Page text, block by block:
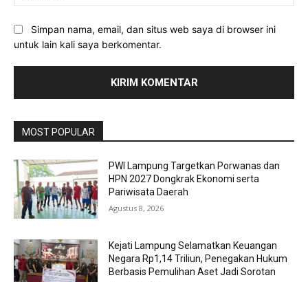
Simpan nama, email, dan situs web saya di browser ini
untuk lain kali saya berkomentar.
MOST POPULAR
PWI Lampung Targetkan Porwanas dan
HPN 2027 Dongkrak Ekonomi serta
Pariwisata Daerah
Agustus 8, 2026
Kejati Lampung Selamatkan Keuangan
Negara Rp1,14 Triliun, Penegakan Hukum
Berbasis Pemulihan Aset Jadi Sorotan